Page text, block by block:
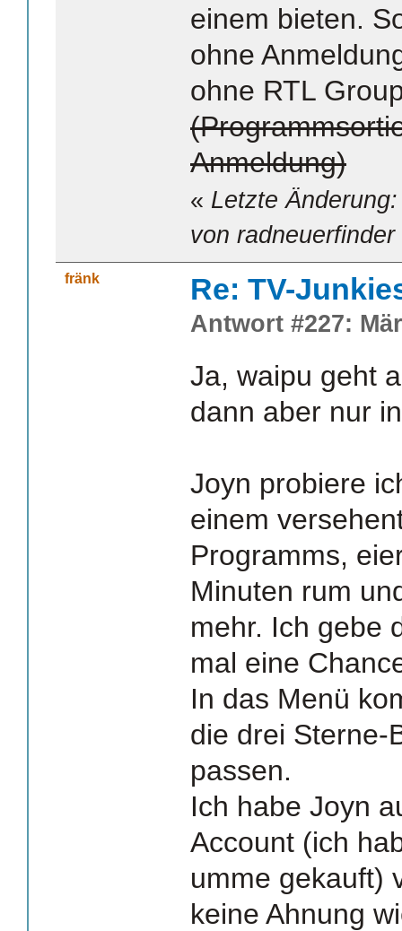
einem bieten.
ohne
ohne RTL
Anmeldung)
« Letzte
von radneuerfinder
fränk Re: TV-
Antwort #227:
Ja, waipu geht
dann aber nur
Joyn probiere
einem
Programms,
Minuten rum
mehr. Ich gebe
mal eine
In das Menü
die drei Sterne-
passen.
Ich habe Joyn
Account (ich
umme gekauft)
keine Ahnung